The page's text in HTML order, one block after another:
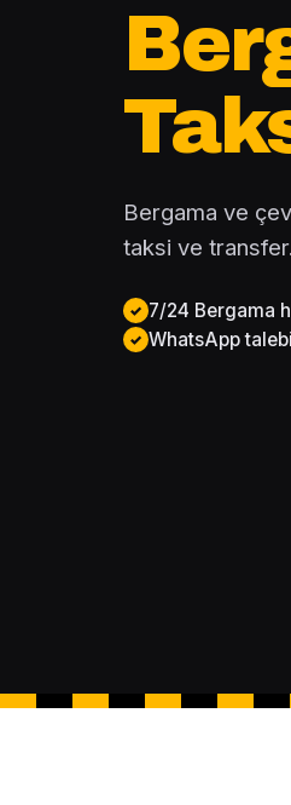
Bergama ve
taksi ve transfer.
7/24 Bergama
WhatsApp talebi